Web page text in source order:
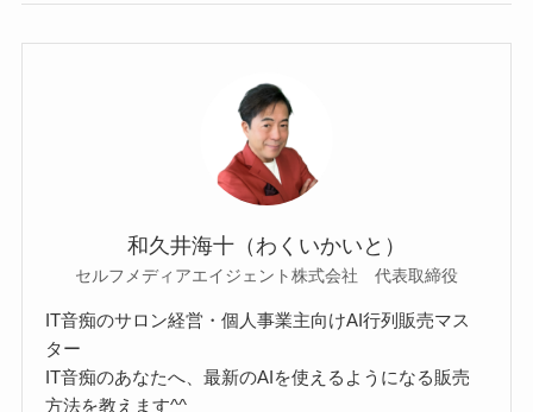
和久井海十（わくいかいと）
セルフメディアエイジェント株式会社 代表取締役
IT音痴のサロン経営・個人事業主向けAI行列販売マス
ター
IT音痴のあなたへ、最新のAIを使えるようになる販売
方法を教えます^^